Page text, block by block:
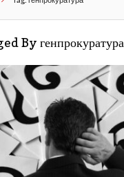
By генпрокуратура